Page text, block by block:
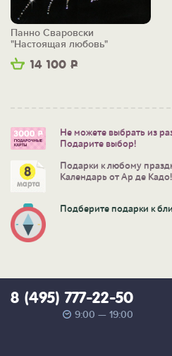
14 100 Р
Панно Сваровски
"Настоящая любовь"
Не можете выбрать из
Подарите выбор!
Подарки к любому
Календарь от Ар де Кадо!
Подберите подарки к
8 (495) 777-22-50
9:00 — 19:00